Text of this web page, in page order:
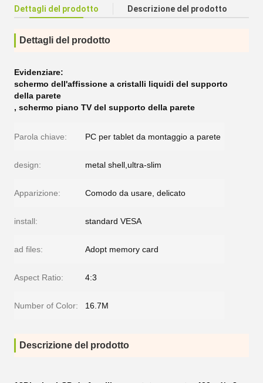
Dettagli del prodotto Descrizione del prodotto
Dettagli del prodotto
Evidenziare:
schermo dell'affissione a cristalli liquidi del supporto
della parete
, schermo piano TV del supporto della parete
Parola chiave: PC per tablet da montaggio a parete
design: metal shell,ultra-slim
Apparizione: Comodo da usare, delicato
install: standard VESA
ad files: Adopt memory card
Aspect Ratio: 4:3
Number of Color: 16.7M
Descrizione del prodotto